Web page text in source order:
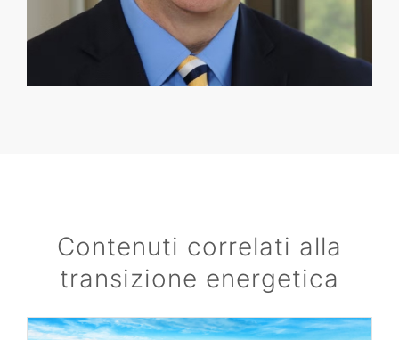
Contenuti correlati alla
transizione energetica